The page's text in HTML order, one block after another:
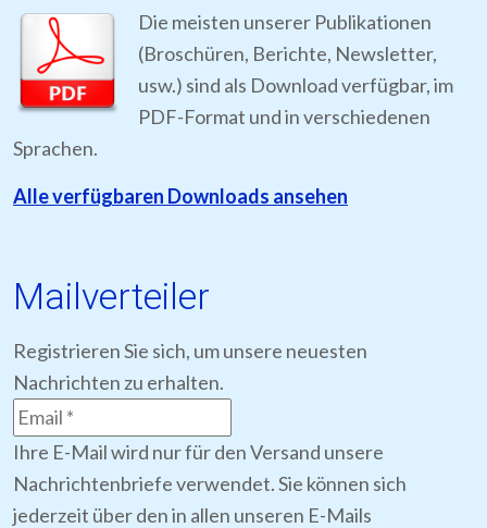
Die meisten unserer Publikationen
(Broschüren, Berichte, Newsletter,
usw.) sind als Download verfügbar, im
PDF-Format und in verschiedenen
Sprachen.
Alle verfügbaren Downloads ansehen
Mailverteiler
Registrieren Sie sich, um unsere neuesten
Nachrichten zu erhalten.
Ihre E-Mail wird nur für den Versand unsere
Nachrichtenbriefe verwendet. Sie können sich
jederzeit über den in allen unseren E-Mails